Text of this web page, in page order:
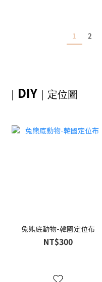
1 2
｜ DIY ｜ 定位圖
兔熊底動物-韓國定位布
NT$300